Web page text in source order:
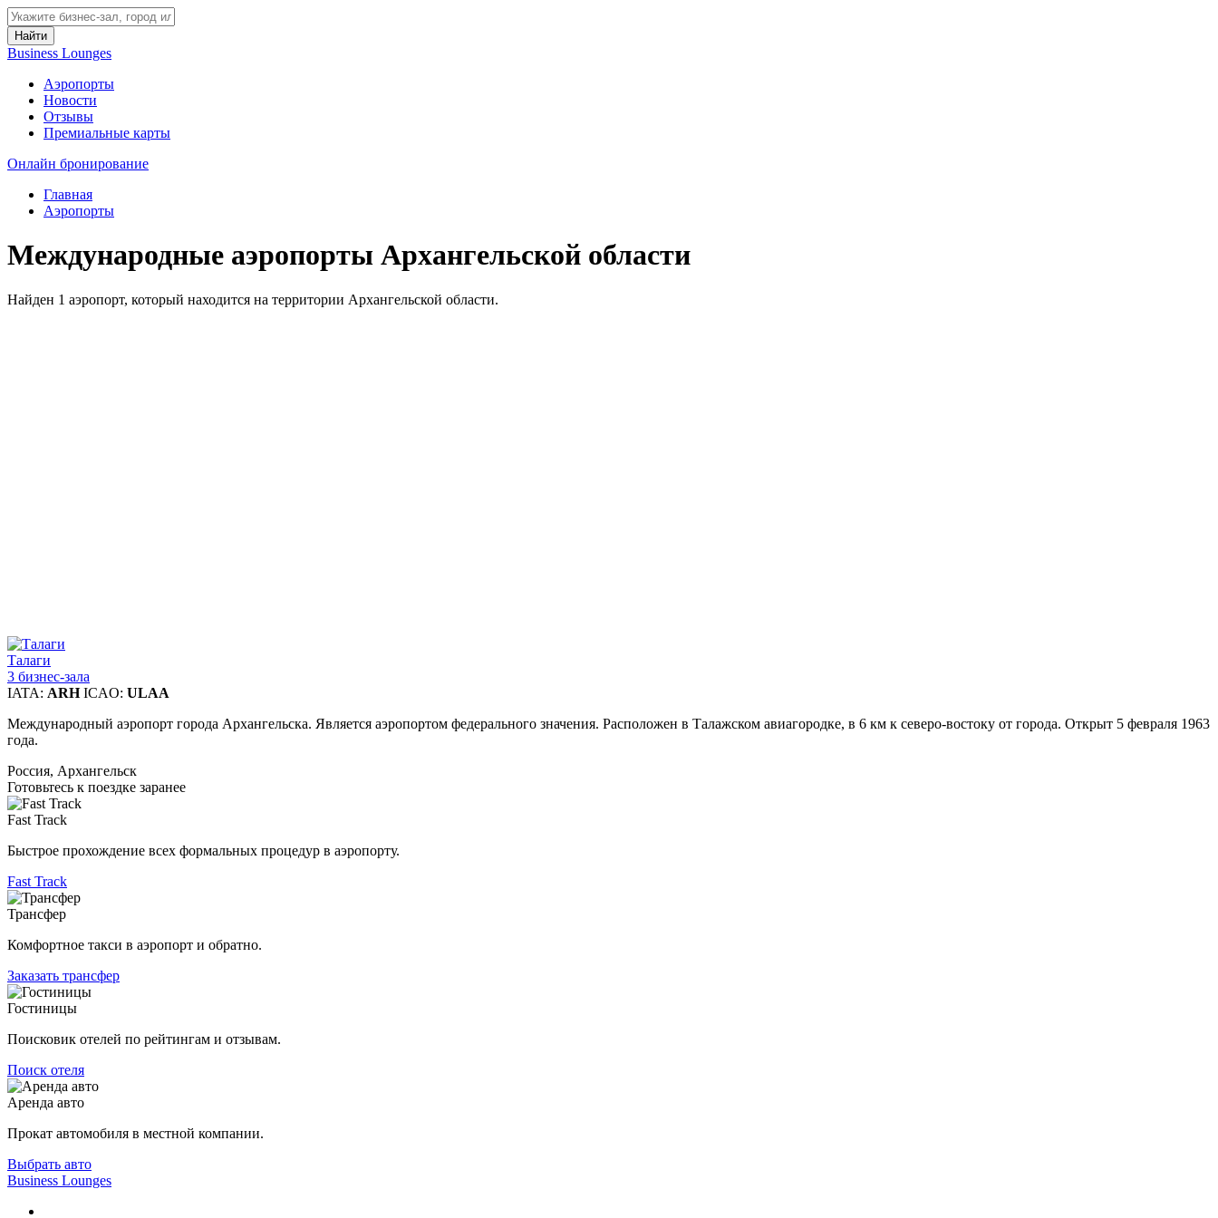
Найти
Business Lounges
Аэропорты
Новости
Отзывы
Премиальные карты
Онлайн бронирование
Главная
Аэропорты
Международные аэропорты Архангельской области
Найден 1 аэропорт, который находится на территории Архангельской области.
Талаги
3 бизнес-зала
IATA: ARHICAO: ULAA
Международный аэропорт города Архангельска. Является аэропортом федерального значения. Расположен в Талажском авиагородке, в 6 км к северо-востоку от города. Открыт 5 февраля 1963
года.
Россия, Архангельск
Готовьтесь к поездке заранее
Fast Track
Быстрое прохождение всех формальных процедур в аэропорту.
Fast Track
Трансфер
Комфортное такси в аэропорт и обратно.
Заказать трансфер
Гостиницы
Поисковик отелей по рейтингам и отзывам.
Поиск отеля
Аренда авто
Прокат автомобиля в местной компании.
Выбрать авто
Business Lounges